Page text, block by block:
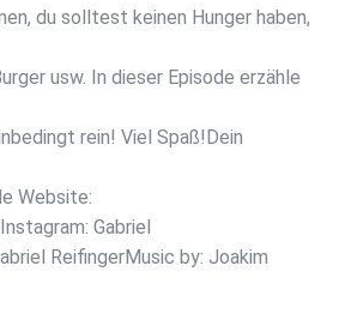
du solltest keinen Hunger haben,
usw. In dieser Episode erzähle
rein! Viel Spaß!Dein
Website:
Gabriel
ReifingerMusic by: Joakim